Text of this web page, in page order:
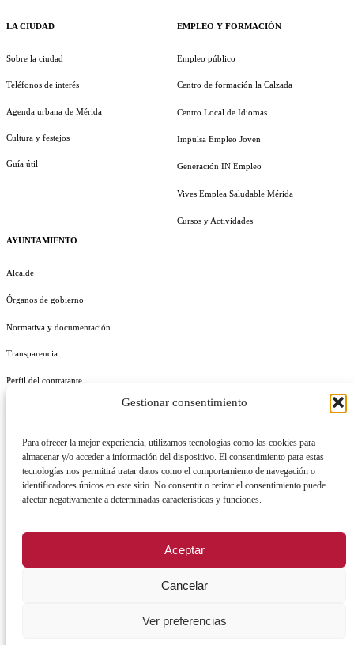
Gestionar consentimiento
Para ofrecer la mejor experiencia, utilizamos tecnologías como las cookies para
almacenar y/o acceder a información del dispositivo. El consentimiento para estas
tecnologías nos permitirá tratar datos como el comportamiento de navegación o
identificadores únicos en este sitio. No consentir o retirar el consentimiento puede
afectar negativamente a determinadas características y funciones.
Aceptar
Cancelar
Ver preferencias
LA CIUDAD
Sobre la ciudad
Teléfonos de interés
Agenda urbana de Mérida
Cultura y festejos
Guía útil
AYUNTAMIENTO
Alcalde
Órganos de gobierno
Normativa y documentación
Transparencia
Perfil del contratante
EMPLEO Y FORMACIÓN
Empleo público
Centro de formación la Calzada
Centro Local de Idiomas
Impulsa Empleo Joven
Generación IN Empleo
Vives Emplea Saludable Mérida
Cursos y Actividades
REGISTRO DE ACTIVIDADES DE TRATAMIENTO